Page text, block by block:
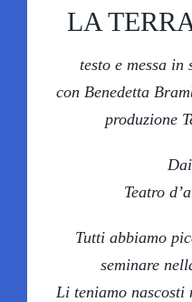
SCUOLE A
IL TEATRO
SOSTIENI
LA
testo e messa
con Benedetta
produzione
Teatro
Tutti abbiamo
seminare
Li teniamo nascosti